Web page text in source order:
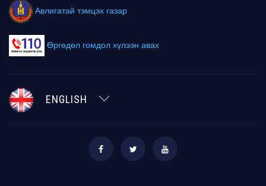
Авлигатай тэмцэх газар
Өргөдөл гомдол хүлээн авах
ENGLISH